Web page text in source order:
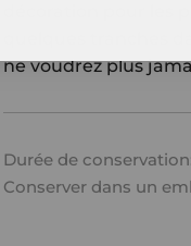
décoration pour les
quelques tranches
ne voudrez plus
Durée de
Conserver dans un